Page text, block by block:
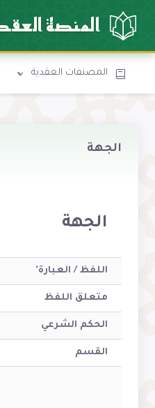
المنصة
المصنفات العقدية
الجهة
الجهة
اللفظ / العبارة'
متعلق اللفظ
الحكم الشرعي
القسم